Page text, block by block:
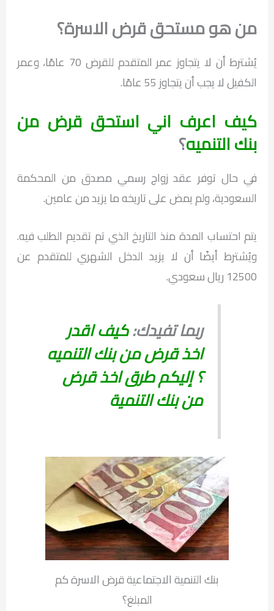
من هو مستحق قرض الاسرة؟
يُشترط أن لا يتجاوز عمر المتقدم للقرض 70 عامًا، وعمر
الكفيل لا يجب أن يتجاوز 55 عامًا.
كيف اعرف اني استحق قرض من
بنك التنميه؟
في حال توفر عقد زواج رسمي مصدق من المحكمة
السعودية، ولم يمض على تاريخه ما يزيد من عامين.
يتم احتساب المدة منذ التاريخ الذي تم تقديم الطلب فيه.
ويُشترط أيضًا أن لا يزيد الدخل الشهري للمتقدم عن
12500 ريال سعودي.
ربما تفيدك:كيف اقدر
اخذ قرض من بنك التنميه
؟ إليكم طرق اخذ قرض
من بنك التنمية
بنك التنمية الاجتماعية قرض الاسرة كم
المبلغ؟